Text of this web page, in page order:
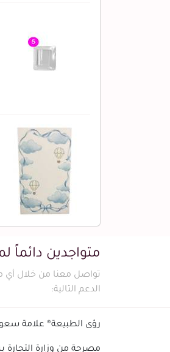
متواجدين دائماً
تواصل معنا من خلال أي
الدعم التالية:
رؤى الطبيعة® علامة
مصرحة من وزارة التجارة بسجل تجاري رقم